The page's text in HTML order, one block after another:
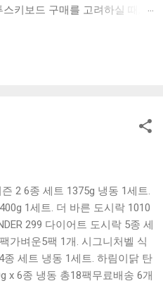
키보드 구매를 고려하실 때, 추
2 6종 세트 1375g 냉동 1세트.
1세트. 더 바른 도시락 1010
299 다이어트 도시락 5종 세
가벼운5팩 1개. 시그니처벨 식
세트 냉동 1세트. 하림이닭 탄
x 6종 냉동 총18팩무료배송 6개